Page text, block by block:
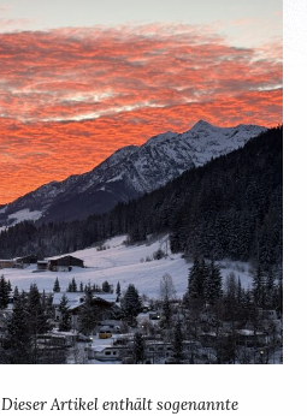
Dieser Artikel enthält sogenannte